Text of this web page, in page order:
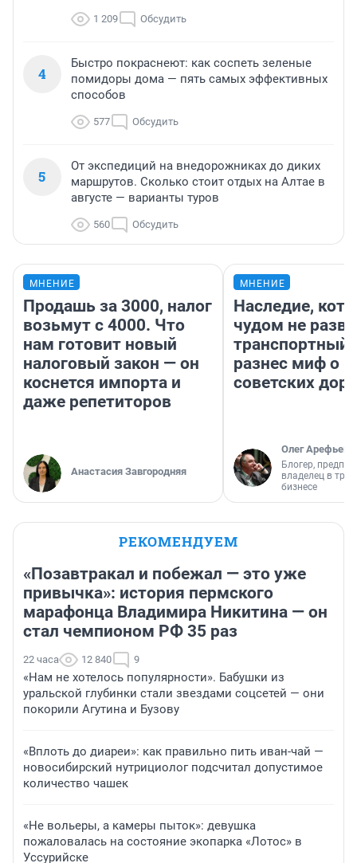
1 209 Обсудить
4
Быстро покраснеют: как соспеть зеленые
помидоры дома — пять самых эффективных
способов
577 Обсудить
5
От экспедиций на внедорожниках до диких
маршрутов. Сколько стоит отдых на Алтае в
августе — варианты туров
560 Обсудить
МНЕНИЕ
Продашь за 3000, налог
возьмут с 4000. Что
нам готовит новый
налоговый закон — он
коснется импорта и
даже репетиторов
Анастасия Завгородняя
МНЕНИЕ
Наследие,
чудом не
транспортный
разнес миф о
советских
Олег Арефьев
Блогер,
владелец в
бизнесе
РЕКОМЕНДУЕМ
«Позавтракал и побежал — это уже
привычка»: история пермского
марафонца Владимира Никитина — он
стал чемпионом РФ 35 раз
22 часа 12 840 9
«Нам не хотелось популярности». Бабушки из
уральской глубинки стали звездами соцсетей — они
покорили Агутина и Бузову
«Вплоть до диареи»: как правильно пить иван-чай —
новосибирский нутрициолог подсчитал допустимое
количество чашек
«Не вольеры, а камеры пыток»: девушка
пожаловалась на состояние экопарка «Лотос» в
Уссурийске